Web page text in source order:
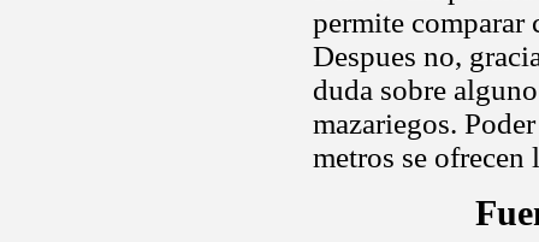
permite comparar
Despues no,
duda sobre
mazariegos.
metros se ofrecen